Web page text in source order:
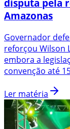
disputa pela
Amazonas
Governador
reforçou Wilson
embora a
convenção até
Ler matéria